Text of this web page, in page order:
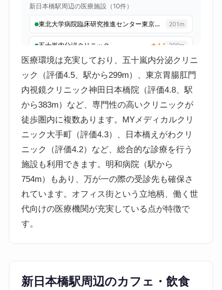
医療環境は充実しており、五十嵐内分泌クリニ
ック（評価4.5、駅から299m）、東京胃腸肛門
内視鏡クリニック神田日本橋院（評価4.8、駅
から383m）など、専門性の高いクリニックが
徒歩圏内に複数あります。MYメディカルクリ
ニック大手町（評価4.3）、日本橋えがわクリ
ニック（評価4.2）など、総合的な診療を行う
施設も利用できます。明和病院（駅から
754m）もあり、万が一の際の受診先も確保さ
れています。オフィス街という立地柄、働く世
代向けの医療機関が充実している点が特徴で
す。
新日本橋駅周辺のカフェ・飲食